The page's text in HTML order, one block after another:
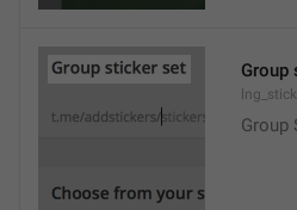
Group
Group